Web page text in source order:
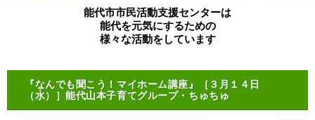
能代市市民活動支援センターは
能代を元気にするための
様々な活動をしています
『なんでも聞こう！マイホーム講座』［３月１４日
（水）］能代山本子育てグループ・ちゅちゅ